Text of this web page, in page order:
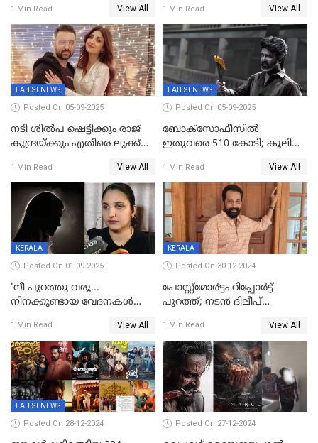
ലക്ഷം രൂപ പിഴ; നവ്യ
28ദിവസത്തിനകം പിഴ
അടയ്ക്കണം
1 Min Read View All
പുരസ്‌കാരം
1 Min Read View All
LATEST NEWS
Posted On 05-09-2025
നടി ശിൽപ ഷെട്ടിക്കും രാജ്
കുന്ദ്രയ്ക്കും എതിരെ ലുക്ക്
1 Min Read View All
LATEST NEWS
Posted On 05-09-2025
ബോക്സോഫീസിൽ
ഇതുവരെ 510 കോടി; കൂലി
തീയതി പുറത്ത്
1 Min Read View All
KERALA
Posted On 01-09-2025
'നീ പുറത്തു വരൂ...
നിനക്കുണ്ടായ വേദനകള്‍
'കരയേണ്ടതും ഒറ്റപ്പെടേണ്ടതും
വേട്ടക്കാരനാണ്, വേദനകള്‍
സധൈര്യം പറയു;
പെണ്‍കുട്ടിയോട് റിനി ആര്‍
ജോര്‍ജ്
1 Min Read View All
KERALA
Posted On 30-12-2024
പോസ്റ്റ്‌മോര്‍ട്ടം റിപ്പോര്‍ട്ട്
പുറത്ത്; നടൻ ദിലീപ്
ആന്തരിക രക്തസ്രാവം
1 Min Read View All
LATEST NEWS
Posted On 28-12-2024 Posted On 27-12-2024